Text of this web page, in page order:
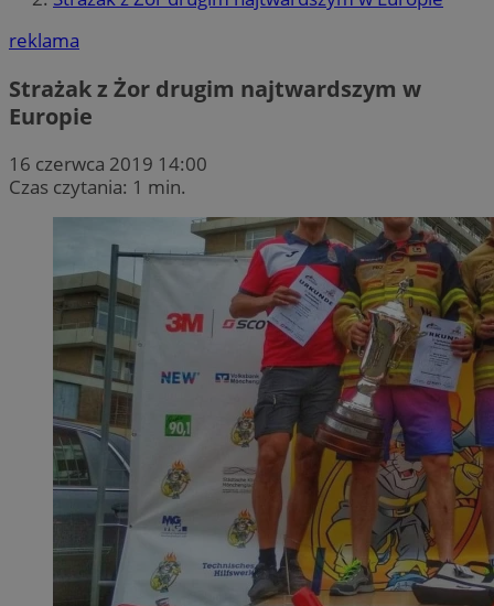
reklama
Strażak z Żor drugim najtwardszym w
Europie
16 czerwca 2019 14:00
Czas czytania: 1 min.